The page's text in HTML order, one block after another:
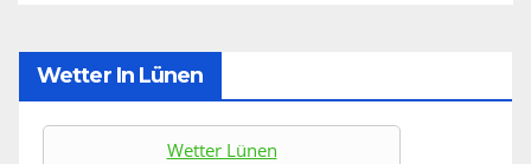
Wetter In Lünen
Wetter Lünen